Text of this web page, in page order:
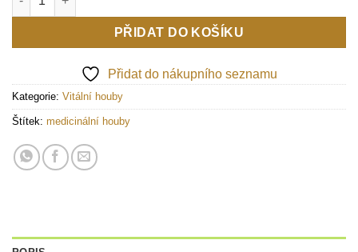
PŘIDAT DO KOŠÍKU
Přidat do nákupního seznamu
Kategorie: Vitální houby
Štítek: medicinální houby